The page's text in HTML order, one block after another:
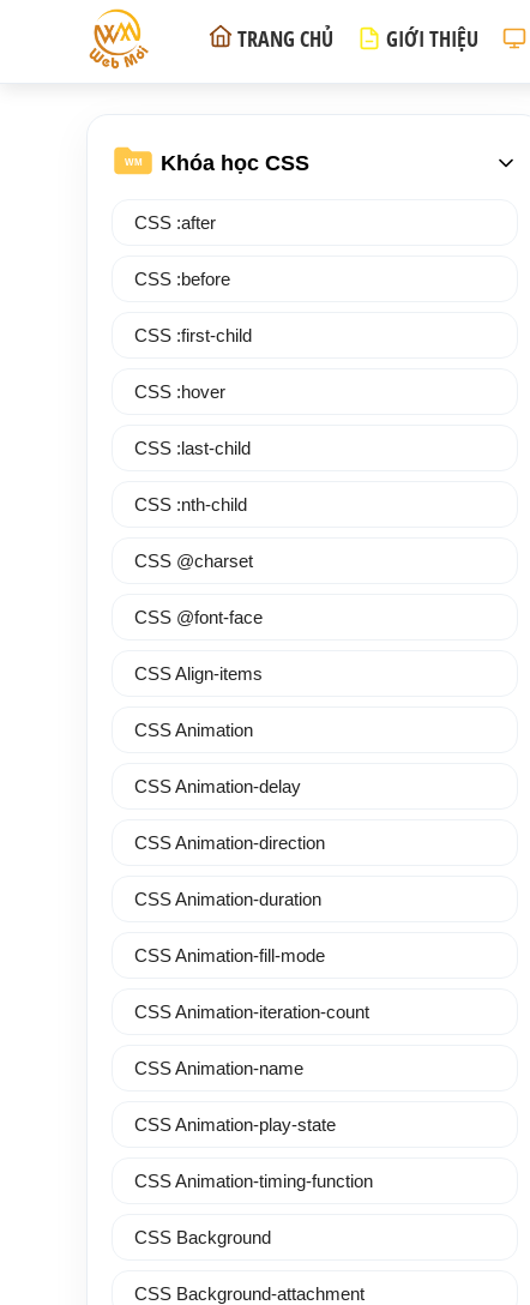
TRANG CHỦ GIỚI THIỆU
WM Khóa học CSS
CSS :after
CSS :before
CSS :first-child
CSS :hover
CSS :last-child
CSS :nth-child
CSS @charset
CSS @font-face
CSS Align-items
CSS Animation
CSS Animation-delay
CSS Animation-direction
CSS Animation-duration
CSS Animation-fill-mode
CSS Animation-iteration-count
CSS Animation-name
CSS Animation-play-state
CSS Animation-timing-function
CSS Background
CSS Background-attachment